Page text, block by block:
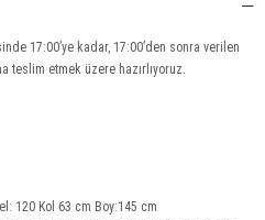
17:00’ye kadar, 17:00’den sonra verilen
teslim etmek üzere hazırlıyoruz.
120 Kol 63 cm Boy:145 cm